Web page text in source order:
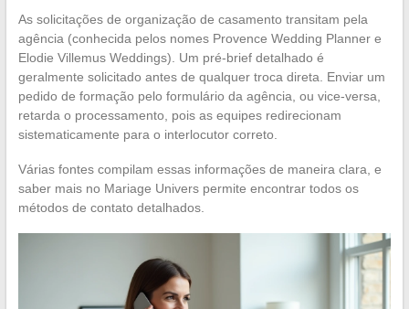
As solicitações de organização de casamento transitam pela
agência (conhecida pelos nomes Provence Wedding Planner e
Elodie Villemus Weddings). Um pré-brief detalhado é
geralmente solicitado antes de qualquer troca direta. Enviar um
pedido de formação pelo formulário da agência, ou vice-versa,
retarda o processamento, pois as equipes redirecionam
sistematicamente para o interlocutor correto.
Várias fontes compilam essas informações de maneira clara, e
saber mais no Mariage Univers permite encontrar todos os
métodos de contato detalhados.